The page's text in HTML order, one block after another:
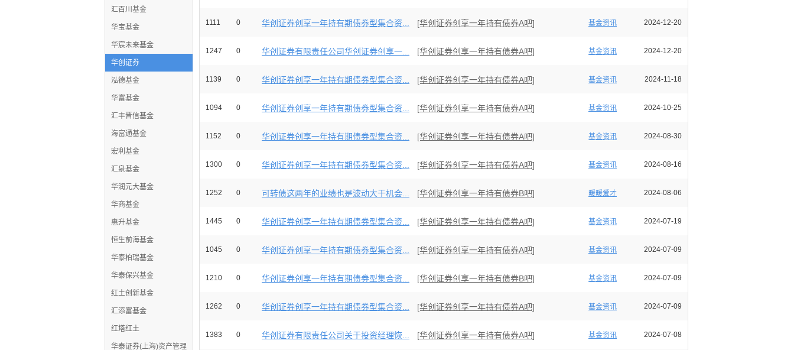
汇百川基金
华宝基金
华宸未来基金
华创证券
泓德基金
华富基金
汇丰晋信基金
海富通基金
宏利基金
汇泉基金
华润元大基金
华商基金
惠升基金
恒生前海基金
华泰柏瑞基金
华泰保兴基金
红土创新基金
汇添富基金
红塔红土
华泰证券(上海)资产管理
1111 0 华创证券创享一年持有期债券型集合资... [华创证券创享一年持有债券A吧] 基金资讯 2024-12-20
1247 0 华创证券有限责任公司华创证券创享一... [华创证券创享一年持有债券A吧] 基金资讯 2024-12-20
1139 0 华创证券创享一年持有期债券型集合资... [华创证券创享一年持有债券A吧] 基金资讯 2024-11-18
1094 0 华创证券创享一年持有期债券型集合资... [华创证券创享一年持有债券A吧] 基金资讯 2024-10-25
1152 0 华创证券创享一年持有期债券型集合资... [华创证券创享一年持有债券A吧] 基金资讯 2024-08-30
1300 0 华创证券创享一年持有期债券型集合资... [华创证券创享一年持有债券A吧] 基金资讯 2024-08-16
1252 0 可转债这两年的业绩也是波动大于机会... [华创证券创享一年持有债券B吧] 暖暖爱才 2024-08-06
1445 0 华创证券创享一年持有期债券型集合资... [华创证券创享一年持有债券A吧] 基金资讯 2024-07-19
1045 0 华创证券创享一年持有期债券型集合资... [华创证券创享一年持有债券A吧] 基金资讯 2024-07-09
1210 0 华创证券创享一年持有期债券型集合资... [华创证券创享一年持有债券B吧] 基金资讯 2024-07-09
1262 0 华创证券创享一年持有期债券型集合资... [华创证券创享一年持有债券A吧] 基金资讯 2024-07-09
1383 0 华创证券有限责任公司关于投资经理恢... [华创证券创享一年持有债券A吧] 基金资讯 2024-07-08